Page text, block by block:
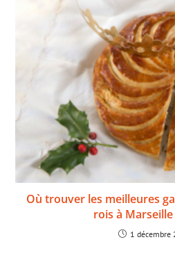
Où trouver les meilleures
rois à
1 décembre